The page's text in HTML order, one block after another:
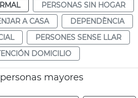
PERSONAS SIN HOGAR
A CASA
DEPENDÈNCIA
PERSONES SENSE LLAR
DOMICILIO
mayores